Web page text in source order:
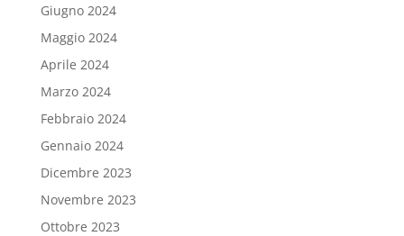
Giugno 2024
Maggio 2024
Aprile 2024
Marzo 2024
Febbraio 2024
Gennaio 2024
Dicembre 2023
Novembre 2023
Ottobre 2023